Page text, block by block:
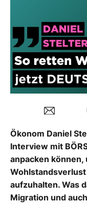
Mein B:O
Mein Konto
Kontakt
Ökonom Daniel
Interview mit
anpacken
aufzuhalten. Was
Migration und